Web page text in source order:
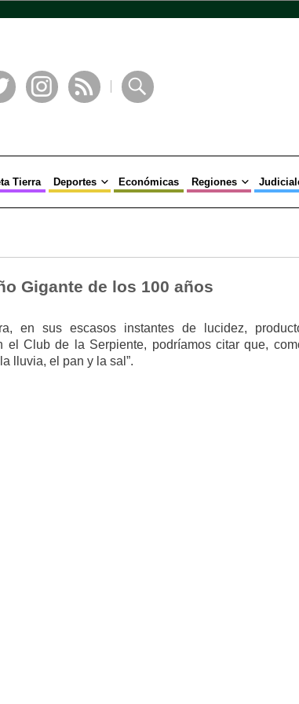
Tierra Deportes Económicas Regiones
Gigante de los 100 años
en sus escasos instantes de lucidez,
el Club de la Serpiente, podríamos citar que,
lluvia, el pan y la sal”.